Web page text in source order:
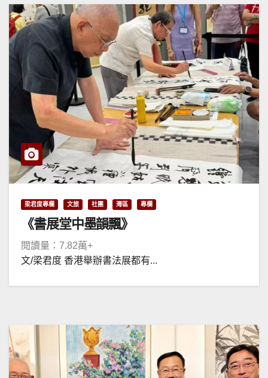
梁君度專欄 文旅 社團 灣區 專欄
《書展堂中墨韻飄》
閱讀量：7.82萬+
文/梁君度 香港舉辦書法展都有...